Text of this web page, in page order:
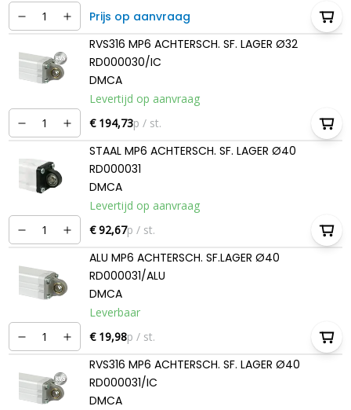
Prijs op aanvraag
RVS316 MP6 ACHTERSCH. SF. LAGER Ø32
RD000030/IC
DMCA
Levertijd op aanvraag
€ 194,73p / st.
STAAL MP6 ACHTERSCH. SF. LAGER Ø40
RD000031
DMCA
Levertijd op aanvraag
€ 92,67p / st.
ALU MP6 ACHTERSCH. SF.LAGER Ø40
RD000031/ALU
DMCA
Leverbaar
€ 19,98p / st.
RVS316 MP6 ACHTERSCH. SF. LAGER Ø40
RD000031/IC
DMCA